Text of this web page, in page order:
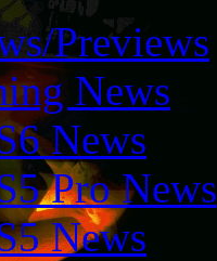
Previews
News
News
Pro News
News